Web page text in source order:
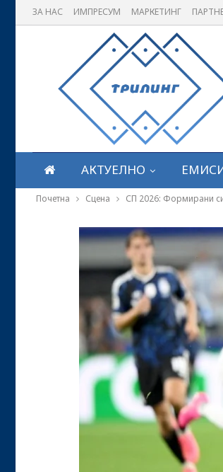
ЗА НАС ИМПРЕСУМ МАРКЕТИНГ
АКТУЕЛНО
Почетна Сцена СП 2026: Формирани